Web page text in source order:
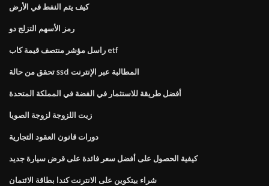
كيف يتم النفط في الأرض
رمز الأسهم التزلج دو
راسل مؤشر منتصف قيمة كاب etf
تحقق من حالة ssd المطالبة عبر الإنترنت
أفضل طريقة للاستثمار في الفضة في المملكة المتحدة
زيت اللزوجة لزوجة الصويا
دورات قانون العقود التجارية
كيفية الحصول على أفضل سعر فائدة على قرض سيارة جديد
شراء بيتكوين على الانترنت كندا بطاقة الائتمان